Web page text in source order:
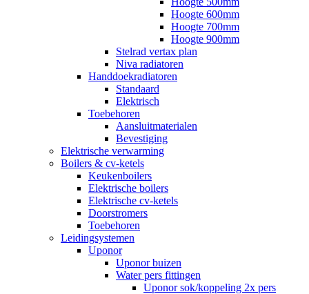
Hoogte 600mm
Hoogte 700mm
Hoogte 900mm
Stelrad vertax plan
Niva radiatoren
Handdoekradiatoren
Standaard
Elektrisch
Toebehoren
Aansluitmaterialen
Bevestiging
Elektrische verwarming
Boilers & cv-ketels
Keukenboilers
Elektrische boilers
Elektrische cv-ketels
Doorstromers
Toebehoren
Leidingsystemen
Uponor
Uponor buizen
Water pers fittingen
Uponor sok/koppeling 2x pers